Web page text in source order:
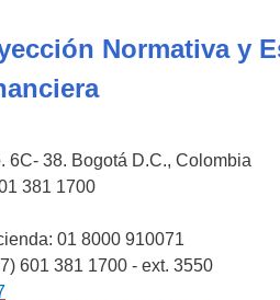
Normativa y
6C- 38. Bogotá D.C., Colombia
381 1700
01 8000 910071
601 381 1700 - ext. 3550